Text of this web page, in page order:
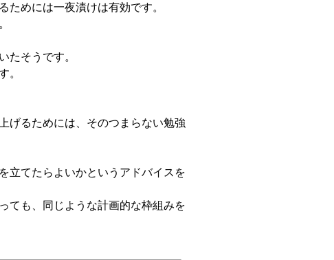
めには一夜漬けは有効です。
たそうです。
。
げるためには、そのつまらない勉強
立てたらよいかというアドバイスを
ても、同じような計画的な枠組みを